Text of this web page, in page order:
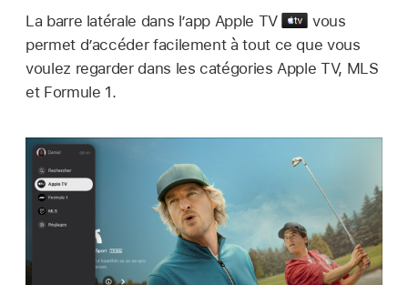
La barre latérale dans l’app Apple TV
vous
permet d’accéder facilement à tout ce que vous
voulez regarder dans les catégories Apple TV, MLS
et Formule 1.